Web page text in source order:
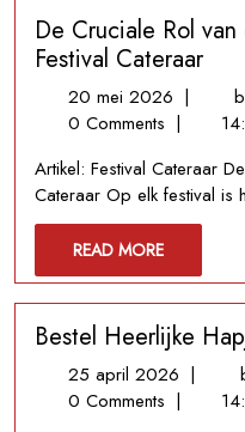
De Cruciale Rol
Festival Cateraar
20 mei 2026 20
mei
|
0 Comments |
Artikel: Festival Cateraar
Cateraar Op elk festival is
READ MOREREAD
MORE
Bestel Heerlijke
25 april 2026 25|
0 Comments |